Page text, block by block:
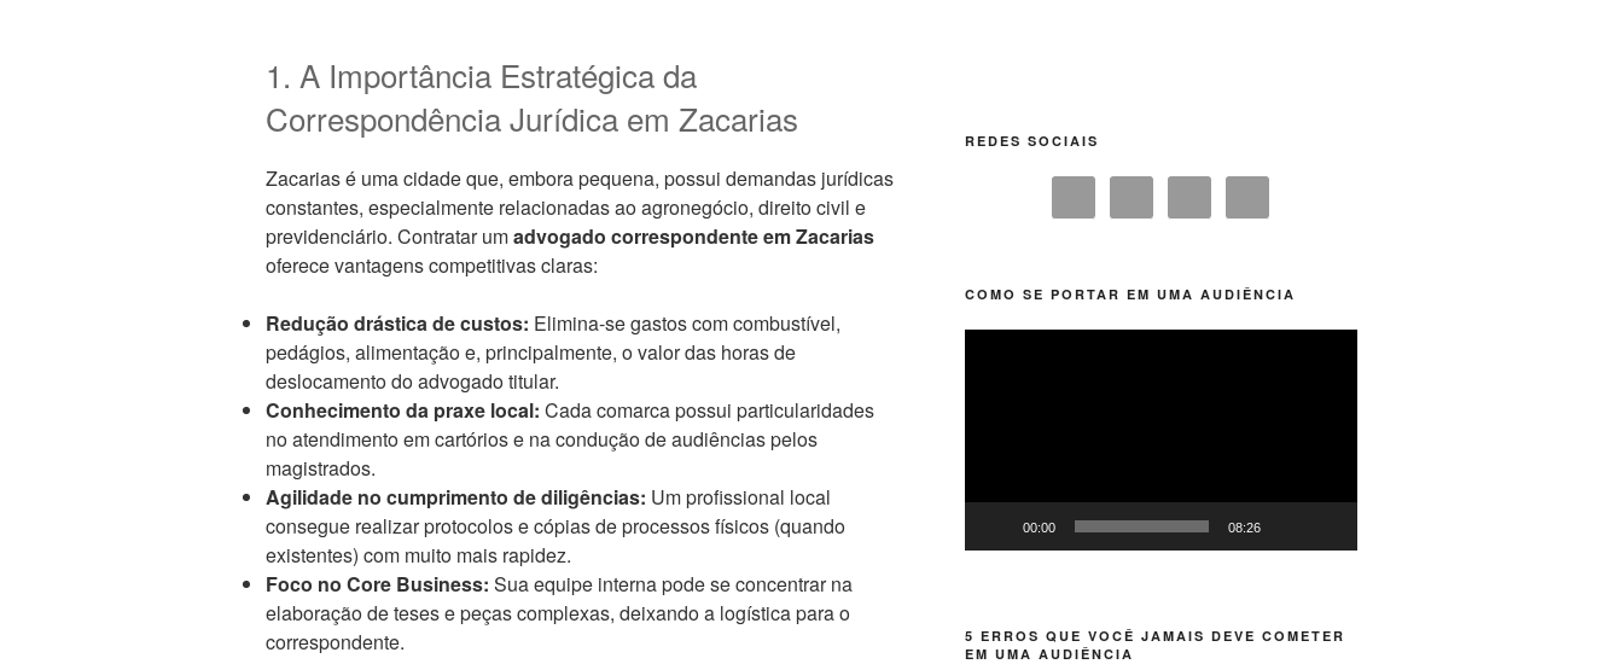
1. A Importância Estratégica da
Correspondência Jurídica em Zacarias
Zacarias é uma cidade que, embora pequena, possui demandas jurídicas
constantes, especialmente relacionadas ao agronegócio, direito civil e
previdenciário. Contratar umadvogado correspondente em Zacarias
oferece vantagens competitivas claras:
Redução drástica de custos: Elimina-se gastos com combustível,
pedágios, alimentação e, principalmente, o valor das horas de
deslocamento do advogado titular.
Conhecimento da praxe local: Cada comarca possui particularidades
no atendimento em cartórios e na condução de audiências pelos
magistrados.
Agilidade no cumprimento de diligências: Um profissional local
consegue realizar protocolos e cópias de processos físicos (quando
existentes) com muito mais rapidez.
Foco no Core Business: Sua equipe interna pode se concentrar na
elaboração de teses e peças complexas, deixando a logística para o
correspondente.
REDES SOCIAIS
COMO SE PORTAR EM UMA AUDIÊNCIA
00:00 08:26
5 ERROS QUE VOCÊ JAMAIS DEVE COMETER
EM UMA AUDIÊNCIA